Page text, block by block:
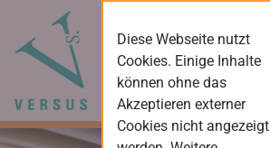
Diese Webseite nutzt
Cookies. Einige Inhalte
können ohne das
Akzeptieren externer
Cookies nicht angezeigt